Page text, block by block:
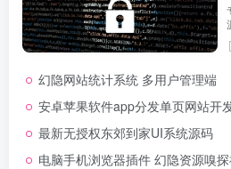
幻隐网站统计系统 多用户管理端
安卓苹果软件app分发单页网站开
最新无授权东郊到家UI系统源码
电脑手机浏览器插件 幻隐资源嗅